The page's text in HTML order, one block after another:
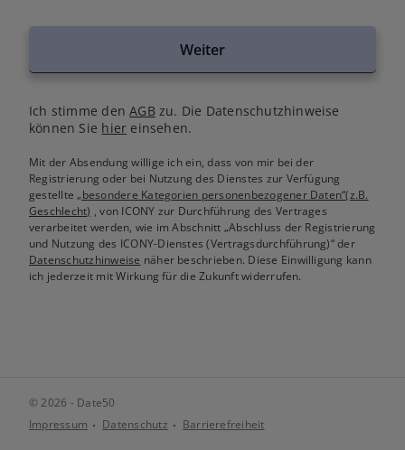
Weiter
Ich stimme denAGB zu. Die Datenschutzhinweise
können Sie hier einsehen.
Mit der Absendung willige ich ein, dass von mir bei der
Registrierung oder bei Nutzung des Dienstes zur Verfügung
gestellte„besondere Kategorien personenbezogener Daten“(z.B.
Geschlecht) , von ICONY zur Durchführung des Vertrages
verarbeitet werden, wie im Abschnitt „Abschluss der Registrierung
und Nutzung des ICONY-Dienstes (Vertragsdurchführung)“ der
Datenschutzhinweise näher beschrieben. Diese Einwilligung kann
ich jederzeit mit Wirkung für die Zukunft widerrufen.
© 2026 - Date50
Impressum
Datenschutz Barrierefreiheit